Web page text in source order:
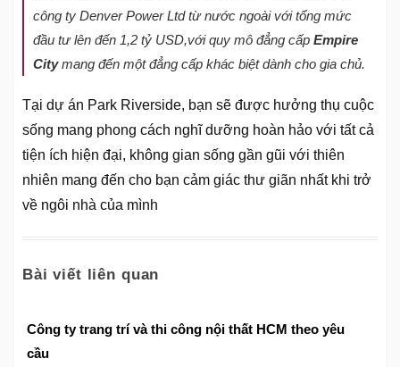
công ty Denver Power Ltd từ nước ngoài với tổng mức
đầu tư lên đến 1,2 tỷ USD,với quy mô đẳng cấp Empire
Citymang đến một đẳng cấp khác biệt dành cho gia chủ.
Tại dự án Park Riverside, bạn sẽ được hưởng thụ cuộc
sống mang phong cách nghĩ dưỡng hoàn hảo với tất cả
tiện ích hiện đại, không gian sống gần gũi với thiên
nhiên mang đến cho bạn cảm giác thư giãn nhất khi trở
về ngôi nhà của mình
Bài viết liên quan
Công ty trang trí và thi công nội thất HCM theo yêu
cầu